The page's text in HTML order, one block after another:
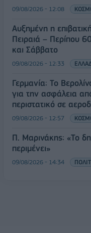
09/08/2026 - 12:08
Αυξημένη η
Πειραιά – Περίπου
και Σάββατο
09/08/2026 - 12:33
Γερμανία: Το
για την ασφάλεια
περιστατικό σε
09/08/2026 - 12:57
Π. Μαρινάκης: «Το
περιμένει»
09/08/2026 - 14:34